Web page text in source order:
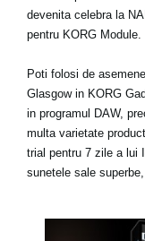
devenita celebra la
pentru KORG Module.
Poti folosi de
Glasgow in KORG
in programul DAW,
multa varietate
trial pentru 7 zile a lui
sunetele sale